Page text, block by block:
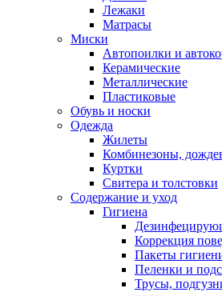
Лежаки
Матрасы
Миски
Автопоилки и
Керамические
Металлические
Пластиковые
Обувь и носки
Одежда
Жилеты
Комбинезоны,
Куртки
Свитера и толстовки
Содержание и уход
Гигиена
Коррекция
Пакеты
Пеленки и
Трусы,